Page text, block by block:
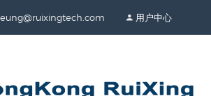
用户中心